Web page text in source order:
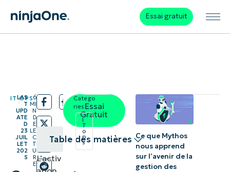
Essai gratuit
IT OPS
/
LAS
T
UPD
ATE
D
23
JUIL
LET
202
5
/6
MI
N
D
E
LE
C
T
U
R
E
Table des matières
Conditions
L’activ
Essai
Gratuit
Catego
ries:
I
T
o
p
s
Ce que Mythos
nous apprend
sur l’avenir de la
gestion des